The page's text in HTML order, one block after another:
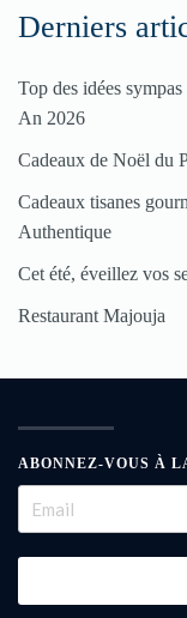
Derniers
Top des idées
An 2026
Cadeaux de Noël du
Cadeaux tisanes
Authentique
Cet été, éveillez vos
Restaurant Majouja
ABONNEZ-VOUS À